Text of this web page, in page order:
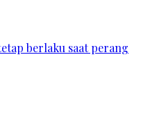
berlaku saat perang